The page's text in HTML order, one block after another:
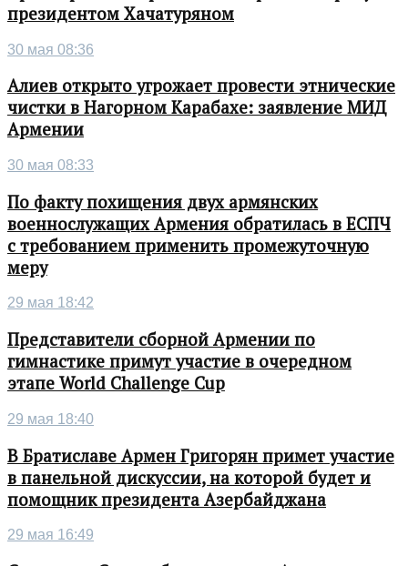
президентом Хачатуряном
30 мая 08:36
Алиев открыто угрожает провести этнические
чистки в Нагорном Карабахе: заявление МИД
Армении
30 мая 08:33
По факту похищения двух армянских
военнослужащих Армения обратилась в ЕСПЧ
с требованием применить промежуточную
меру
29 мая 18:42
Представители сборной Армении по
гимнастике примут участие в очередном
этапе World Challenge Cup
29 мая 18:40
В Братиславе Армен Григорян примет участие
в панельной дискуссии, на которой будет и
помощник президента Азербайджана
29 мая 16:49